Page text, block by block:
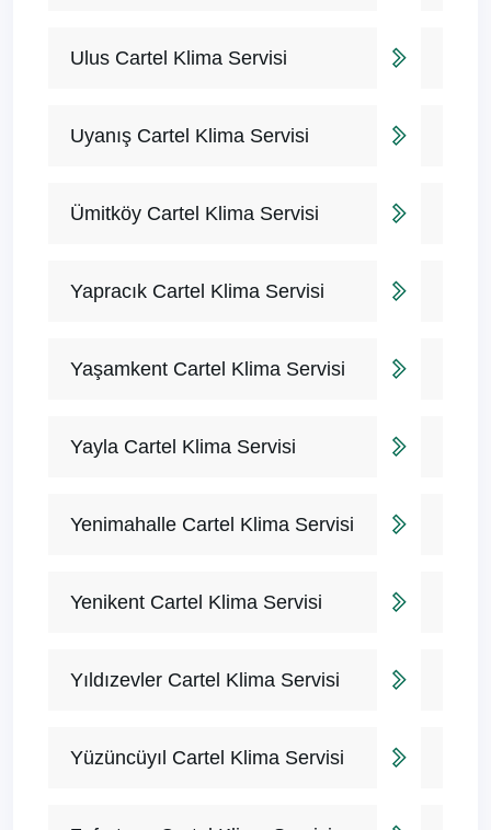
Ulus Cartel Klima Servisi
Uyanış Cartel Klima Servisi
Ümitköy Cartel Klima Servisi
Yapracık Cartel Klima Servisi
Yaşamkent Cartel Klima Servisi
Yayla Cartel Klima Servisi
Yenimahalle Cartel Klima Servisi
Yenikent Cartel Klima Servisi
Yıldızevler Cartel Klima Servisi
Yüzüncüyıl Cartel Klima Servisi